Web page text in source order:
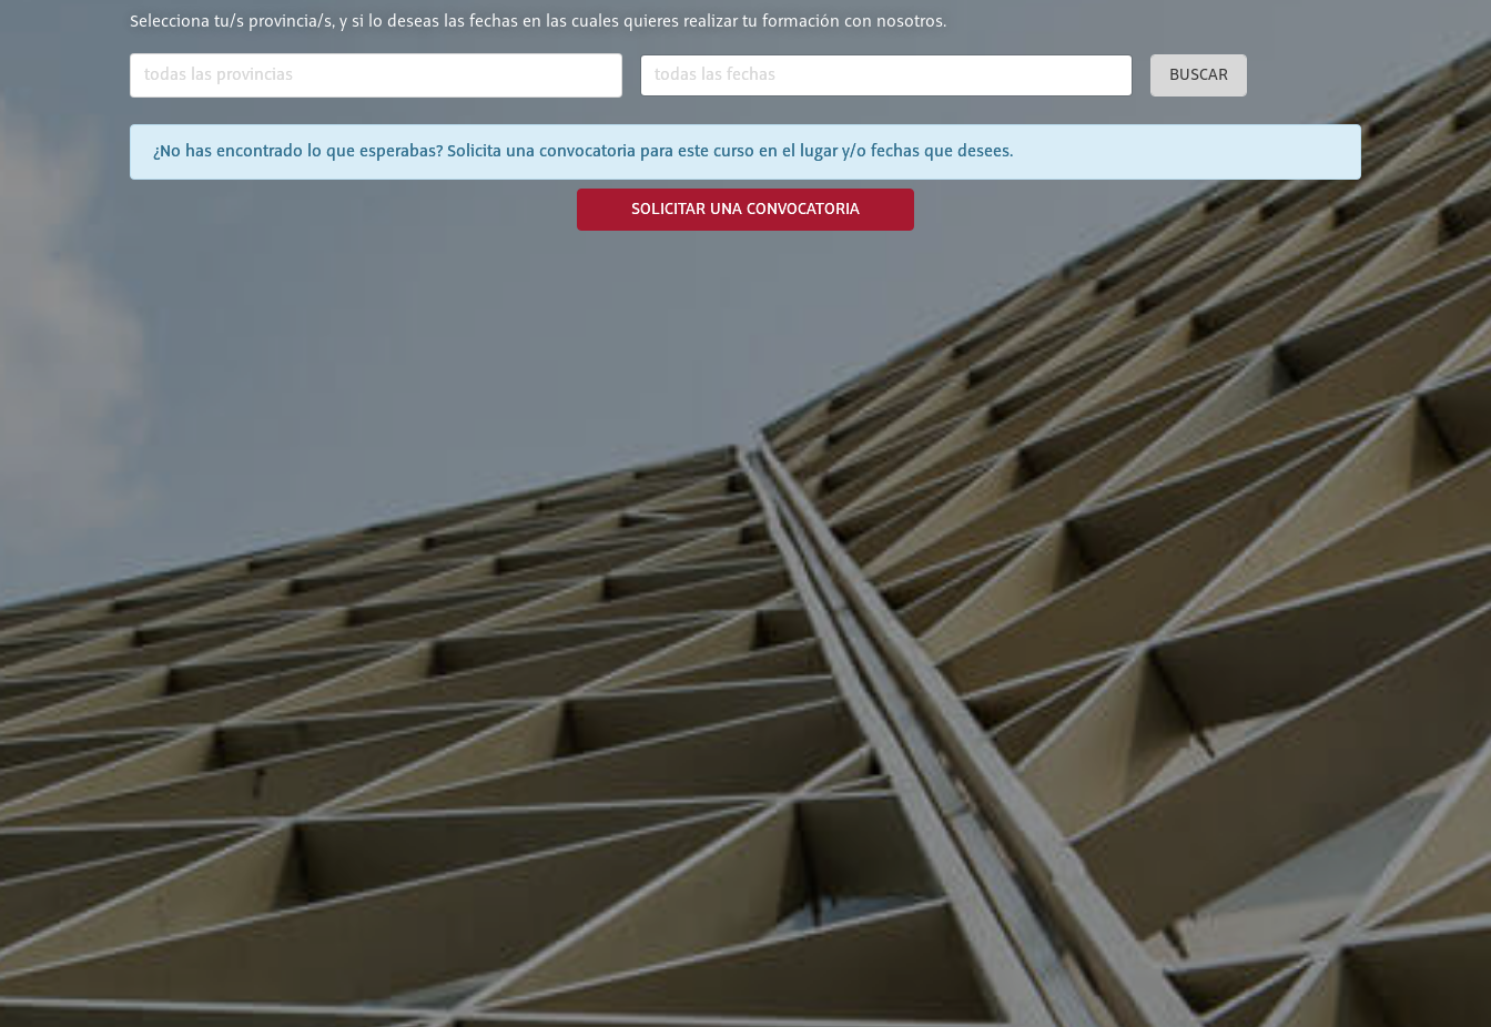
Selecciona tu/s provincia/s, y si lo deseas las fechas en las cuales quieres realizar tu formación con nosotros.
BUSCAR
¿No has encontrado lo que esperabas? Solicita una convocatoria para este curso en el lugar y/o fechas que desees.
SOLICITAR UNA CONVOCATORIA